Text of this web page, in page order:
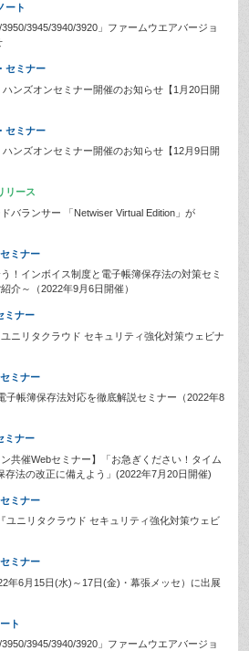
ート
3945/3940/3920」ファームウエアバージョ
セミナー
ンズオンセミナー開催のお知らせ【1月20日開
セミナー
ンズオンセミナー開催のお知らせ【12月9日開
リース
バランサー 「Netwiser Virtual Edition」が
ミナー
！インボイス制度と電子帳簿保存法の対策セミ
介～（2022年9月6日開催）
ミナー
ニリタクラウド セキュリティ強化対策ウェビナ
ミナー
子帳簿保存法対応を徹底解説セミナー（2022年8
ミナー
共催Webセミナー】「お急ぎください！タイム
存法の改正に備えよう」(2022年7月20日開催)
ミナー
ユニリタクラウド セキュリティ強化対策ウェビ
ミナー
年6月15日(水)～17日(金)・幕張メッセ）に出展
ト
3945/3940/3920」ファームウエアバージョ